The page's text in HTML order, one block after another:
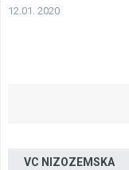
12.01. 2020
VC NIZOZEMSKA